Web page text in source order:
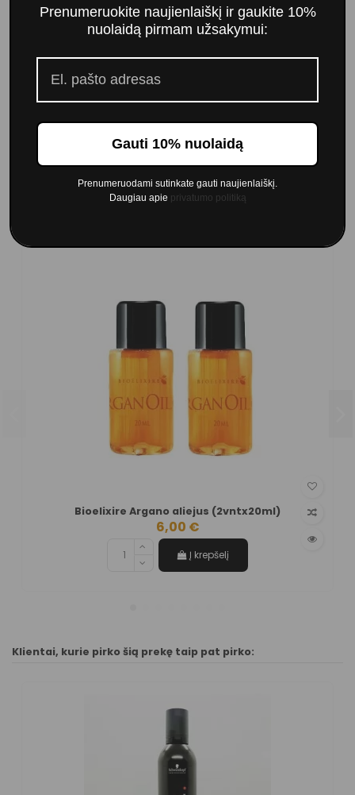
Schwarzkopf Silhouette Super Hold stiprios
fiksacijos plaukų lakas (750ml)
Klientai, kurie pirko šią prekę taip pat pirko:
Bioelixire Argano aliejus (2vntx20ml)
6,00 €
Į krepšelį
Klientai, kurie pirko šią prekę taip pat pirko:
Prenumeruokite naujienlaiškį ir gaukite 10%
nuolaidą pirmam užsakymui:
Gauti 10% nuolaidą
Prenumeruodami sutinkate gauti naujienlaiškį.
Daugiau apie privatumo politiką